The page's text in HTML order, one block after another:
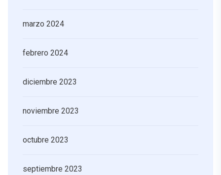
marzo 2024
febrero 2024
diciembre 2023
noviembre 2023
octubre 2023
septiembre 2023